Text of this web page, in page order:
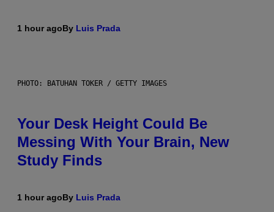
1 hour agoBy Luis Prada
PHOTO: BATUHAN TOKER / GETTY IMAGES
Your Desk Height Could Be
Messing With Your Brain, New
Study Finds
1 hour agoBy Luis Prada